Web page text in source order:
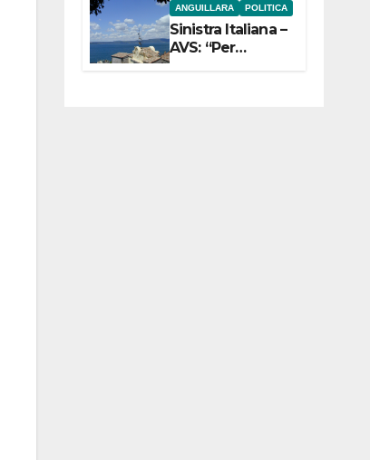
ANGUILLARA POLITICA
Sinistra Italiana –
AVS: “Per
Anguillara